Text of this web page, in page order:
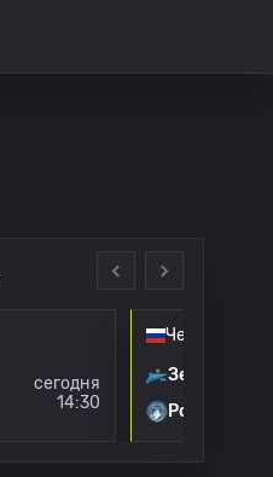
сегодня
14:30
Чемпионат
Зенит
Родина